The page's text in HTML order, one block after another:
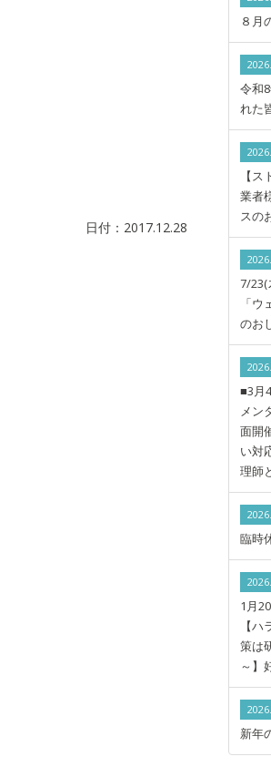
日付： 2017.12.28
８月
令和
れた
【
業者
スの
7/23(
「
のお
■3月
メン
面開
い対
理師
臨時
1月
【
策は
～】
新年